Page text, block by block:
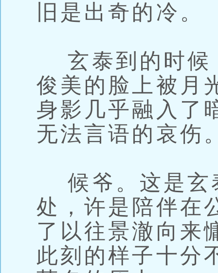
旧是出奇的冷。
玄泰到的时候
俊美的脸上被月
身影几乎融入了
无法言语的哀伤
候爷。这是玄
处，许是陪伴在
了以往景澈向来
此刻的样子十分